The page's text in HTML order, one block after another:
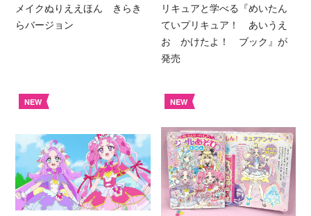
メイクぬりええほん きらき
らバージョン
リキュアと学べる『めいたん
ていプリキュア！ あいうえ
お かけたよ！ ブック』が
発売
NEW NEW